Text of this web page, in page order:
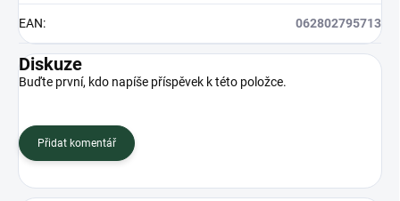
EAN: 062802795713
Diskuze
Buďte první, kdo napíše příspěvek k této položce.
Přidat komentář